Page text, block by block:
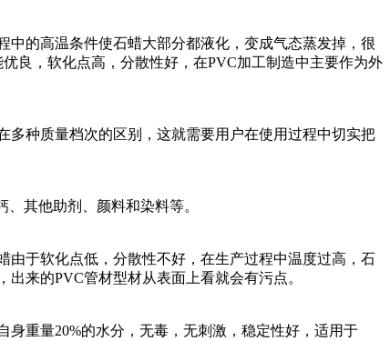
的高温条件使石蜡大部分都液化，变成气态蒸发掉，很
良，软化点高，分散性好，在PVC加工制造中主要作为外
种质量档次的区别，这就需要用户在使用过程中切实把
其他助剂、颜料和染料等。
于软化点低，分散性不好，在生产过程中温度过高，石
来的PVC管材型材从表面上看就会有污点。
重量20%的水分，无毒，无刺激，稳定性好，适用于